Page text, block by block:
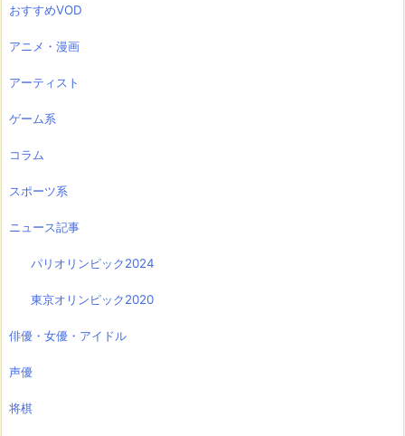
おすすめVOD
アニメ・漫画
アーティスト
ゲーム系
コラム
スポーツ系
ニュース記事
パリオリンピック2024
東京オリンピック2020
俳優・女優・アイドル
声優
将棋